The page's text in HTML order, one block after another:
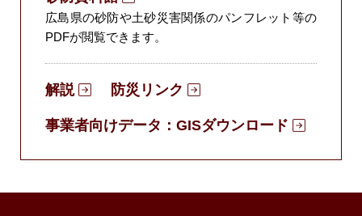
広島県の砂防や土砂災害関係のパンフレット等の
PDFが閲覧できます。
解説 防災リンク
事業者向けデータ： GISダウンロード